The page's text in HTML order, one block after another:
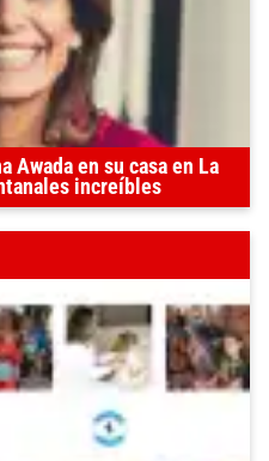
Awada en su casa en La
increíbles